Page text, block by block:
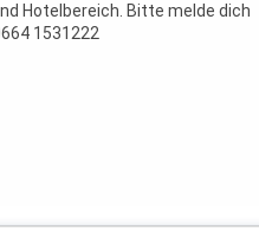
Hotelbereich. Bitte melde dich
1531222